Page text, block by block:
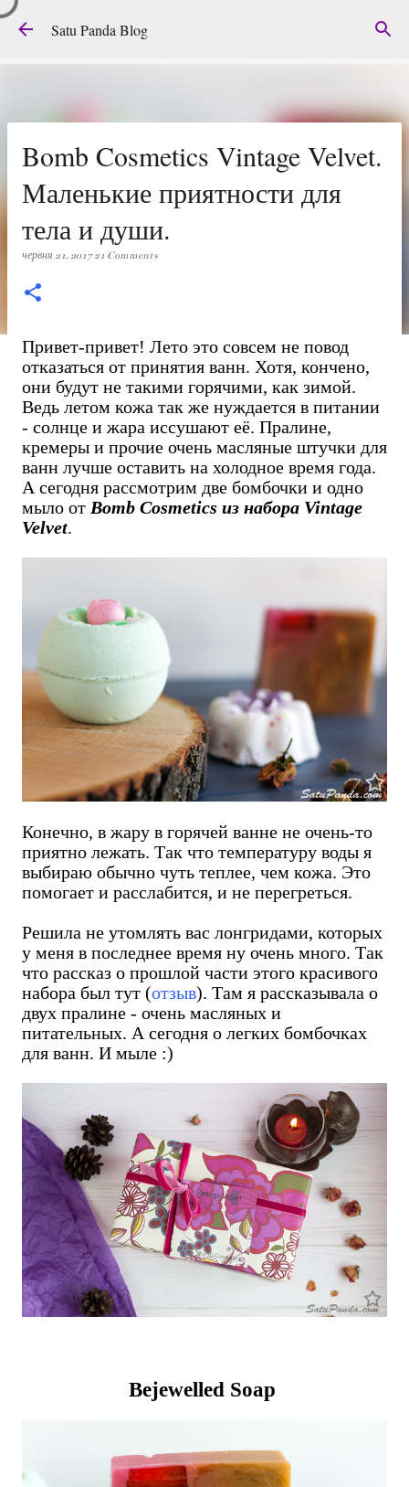
Перейти до основного вмісту
Satu Panda Blog
Bomb Cosmetics Vintage Velvet.
Маленькие приятности для
тела и души.
червня 21, 201721 Comments
Привет-привет! Лето это совсем не повод
отказаться от принятия ванн. Хотя, кончено,
они будут не такими горячими, как зимой.
Ведь летом кожа так же нуждается в питании
- солнце и жара иссушают её. Пралине,
кремеры и прочие очень масляные штучки для
ванн лучше оставить на холодное время года.
А сегодня рассмотрим две бомбочки и одно
мыло от Bomb Cosmetics из набора Vintage
Velvet.
Конечно, в жару в горячей ванне не очень-то
приятно лежать. Так что температуру воды я
выбираю обычно чуть теплее, чем кожа. Это
помогает и расслабится, и не перегреться.
Решила не утомлять вас лонгридами, которых
у меня в последнее время ну очень много. Так
что рассказ о прошлой части этого красивого
набора был тут (отзыв). Там я рассказывала о
двух пралине - очень масляных и
питательных. А сегодня о легких бомбочках
для ванн. И мыле :)
Bejewelled Soap